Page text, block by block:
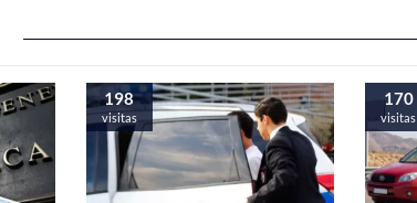
198
visitas
170
visitas